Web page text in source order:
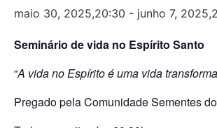
maio 30, 2025,20:30 - junho 7,
Seminário de vida no Espírito Santo
“A vida no Espírito é uma vida
Pregado pela Comunidade Sementes